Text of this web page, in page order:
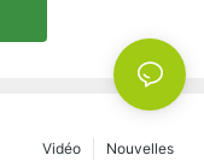
Nouvelles
Vidéo